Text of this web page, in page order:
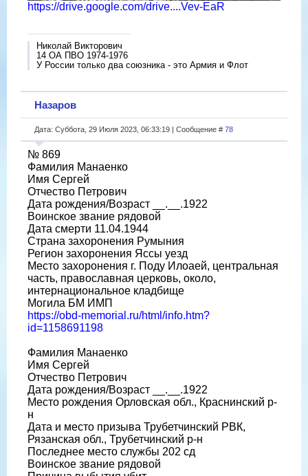
https://drive.google.com/drive....Vev-EaR
Николай Викторович
14 ОА ПВО 1974-1976
У России только два союзника - это Армия и Флот
Назаров
Дата: Суббота, 29 Июля 2023, 06:33:19 | Сообщение # 78
№ 869
Фамилия Манаенко
Имя Сергей
Отчество Петрович
Дата рождения/Возраст __.__.1922
Воинское звание рядовой
Дата смерти 11.04.1944
Страна захоронения Румыния
Регион захоронения Яссы уезд
Место захоронения г. Поду Илоаей, центральная
часть, православная церковь, около,
интернациональное кладбище
Могила БМ ИМП
https://obd-memorial.ru/html/info.htm?
id=1158691198
Фамилия Манаенко
Имя Сергей
Отчество Петрович
Дата рождения/Возраст __.__.1922
Место рождения Орловская обл., Краснинский р-
н
Дата и место призыва Трубетчинский РВК,
Рязанская обл., Трубетчинский р-н
Последнее место службы 202 сд
Воинское звание рядовой